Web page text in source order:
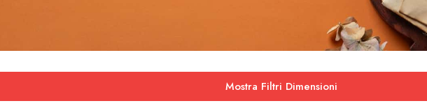
Mostra Filtri Dimensioni